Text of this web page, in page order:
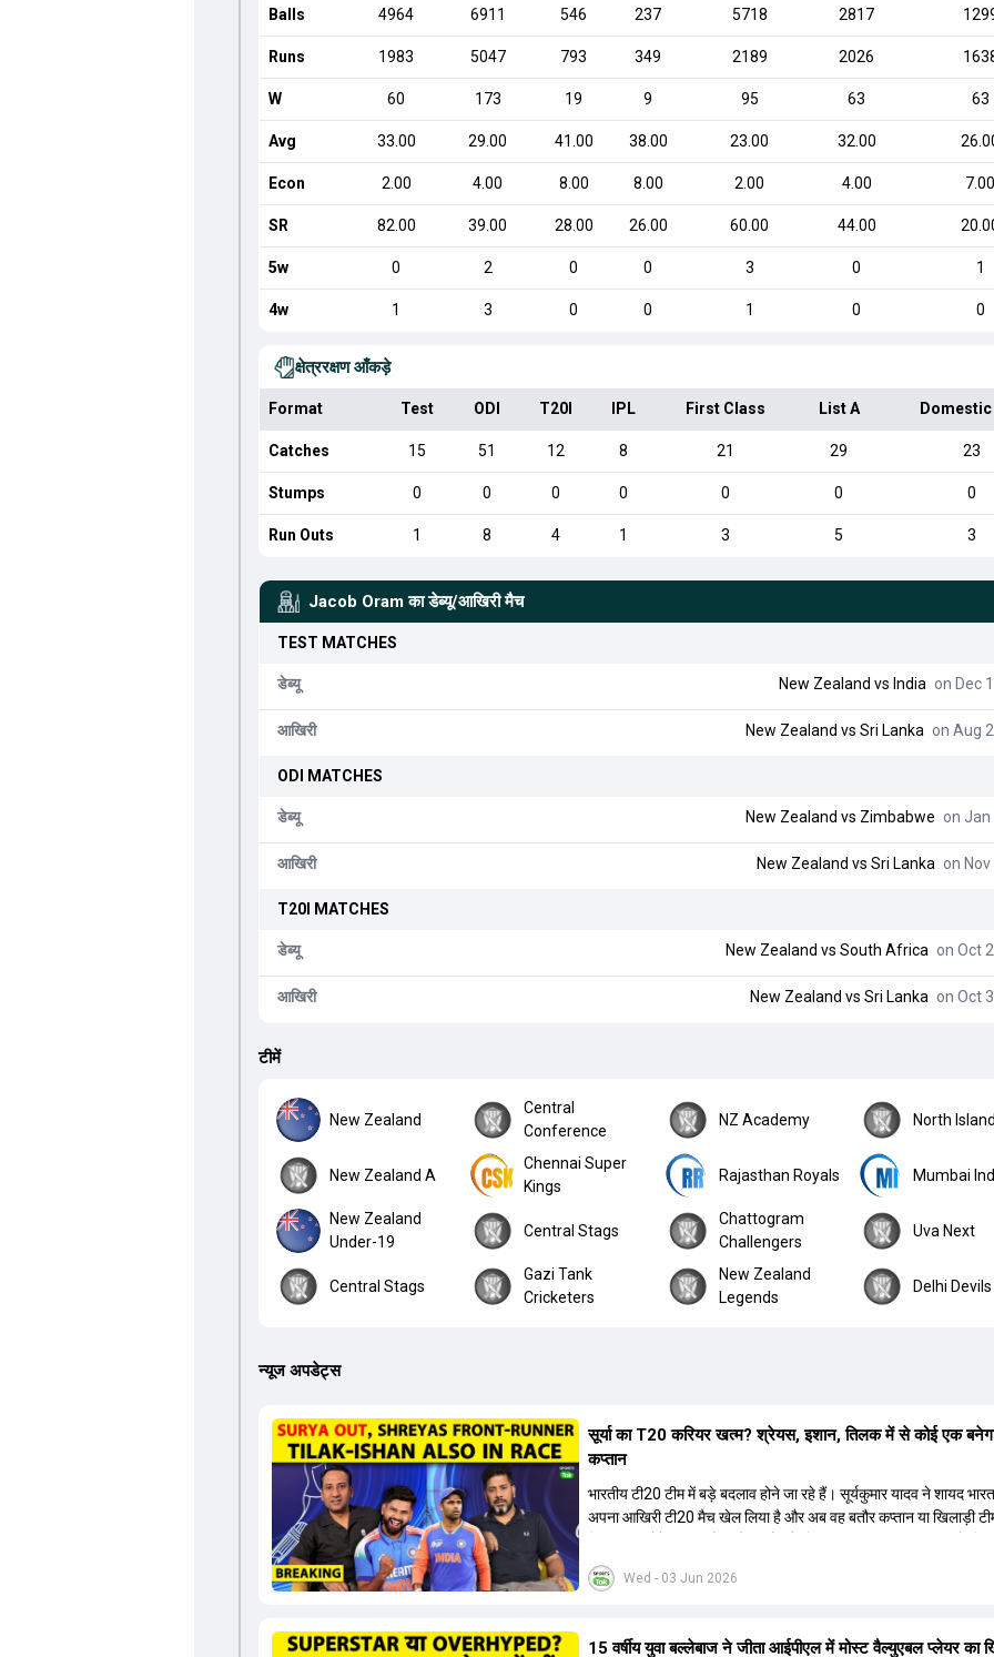
Balls 4964 6911 546 237 5718 2817
Runs 1983 5047 793 349 2189 2026
W 60 173 19 9 95 63 63
Avg 33.00 29.00 41.00 38.00 23.00 32.00
Econ 2.00 4.00 8.00 8.00 2.00 4.00 7.00
SR 82.00 39.00 28.00 26.00 60.00 44.00
5w 0 2 0 0 3 0 1
4w 1 3 0 0 1 0 0
क्षेत्ररक्षण आँकड़े
Format Test ODI T20I IPL First Class List A
Catches 15 51 12 8 21 29 23
Stumps 0 0 0 0 0 0 0
Run Outs 1 8 4 1 3 5 3
Jacob Oram का डेब्यू/आखिरी मैच
TEST MATCHES
डेब्यू New Zealand vs India on Dec
आखिरी New Zealand vs Sri Lanka on Aug
ODI MATCHES
डेब्यू New Zealand vs Zimbabwe on Jan
आखिरी New Zealand vs Sri Lanka on
T20I MATCHES
डेब्यू New Zealand vs South Africa on Oct
आखिरी New Zealand vs Sri Lanka on Oct
टीमें
New Zealand
Central
Conference
NZ Academy North Island
New Zealand A
Chennai Super
Kings
Rajasthan Royals Mumbai
New Zealand
Under-19
Central Stags
Chattogram
Challengers
Uva Next
Central Stags
Gazi Tank
Cricketers
New Zealand
Legends
Delhi Devils
न्यूज अपडेट्स
Wed - 03 Jun 2026
सूर्या का T20 करियर खत्म? श्रेयस, इशान, तिलक में से कोई एक
कप्तान
भारतीय टी20 टीम में बड़े बदलाव होने जा रहे हैं। सूर्यकुमार यादव ने शायद
अपना आखिरी टी20 मैच खेल लिया है और अब वह बतौर कप्तान या खिलाड़ी
की तलाश जारी है। इस रेस में श्रेयस अय्यर सबसे आगे चल रहे हैं। उनके
किशन और तिलक वर्मा भी कप्तानी के दावेदार हैं। अक्षर पटेल इस रेस में काफी
15 वर्षीय युवा बल्लेबाज ने जीता आईपीएल में मोस्ट वैल्युएबल प्लेयर का